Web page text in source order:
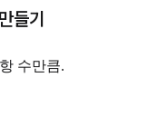
들기
수만큼.